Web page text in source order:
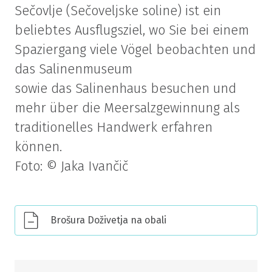
Sečovlje (Sečoveljske soline) ist ein
beliebtes Ausflugsziel, wo Sie bei einem
Spaziergang viele Vögel beobachten und
das Salinenmuseum
sowie das Salinenhaus besuchen und
mehr über die Meersalzgewinnung als
traditionelles Handwerk erfahren
können.
Foto: © Jaka Ivančič
Brošura Doživetja na obali